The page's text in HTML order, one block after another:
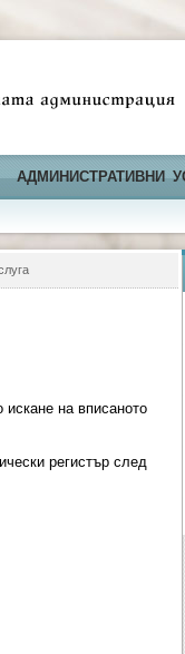
АДМИНИСТРАТИВНИ
искане на вписаното
регистър след